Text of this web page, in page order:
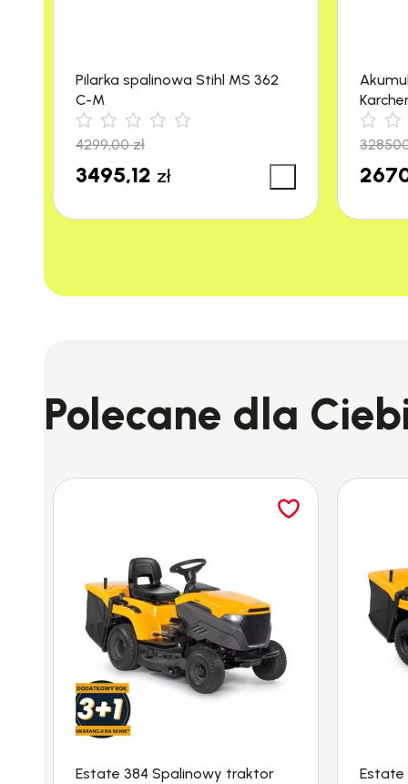
Pilarka spalinowa Stihl MS 362
C-M
4299,00zł
3495,12 zł
m²/h)
Polecane dla
Estate 384 Spalinowy traktor
Estate